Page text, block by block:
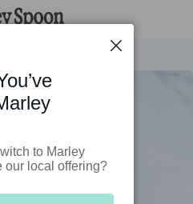
to Marley
our local offering?